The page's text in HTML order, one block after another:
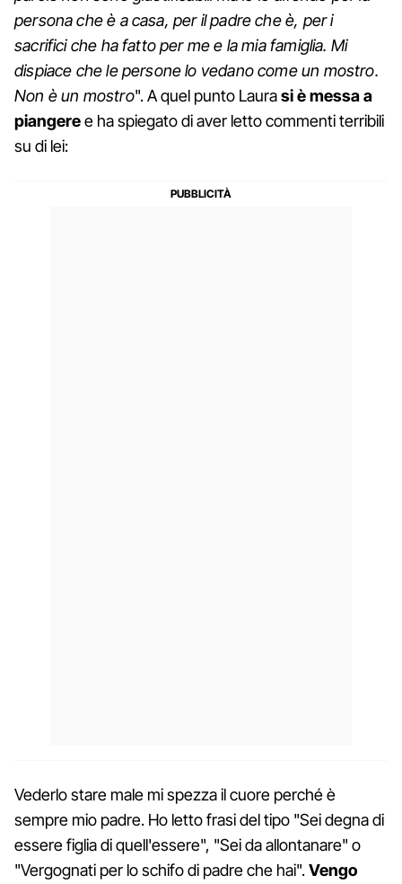
persona che è a casa, per il padre che è, per i
sacrifici che ha fatto per me e la mia famiglia. Mi
dispiace che le persone lo vedano come un mostro.
Non è un mostro". A quel punto Laurasi è messa a
piangeree ha spiegato di aver letto commenti terribili
su di lei:
Vederlo stare male mi spezza il cuore perché è
sempre mio padre. Ho letto frasi del tipo "Sei degna di
essere figlia di quell'essere", "Sei da allontanare" o
"Vergognati per lo schifo di padre che hai".Vengo